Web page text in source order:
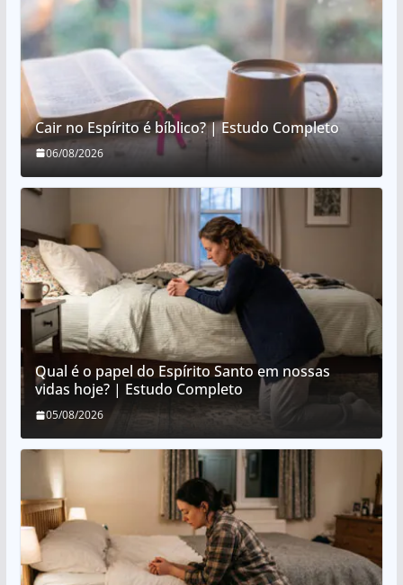
Cair no Espírito é bíblico? | Estudo Completo
06/08/2026
Qual é o papel do Espírito Santo em nossas
vidas hoje? | Estudo Completo
05/08/2026